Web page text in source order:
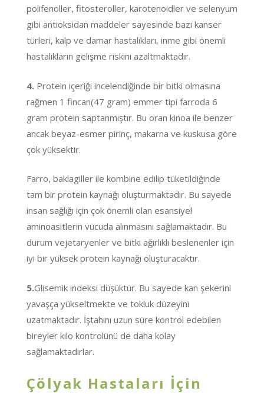
polifenoller, fitosteroller, karotenoidler ve selenyum
gibi antioksidan maddeler sayesinde bazı kanser
türleri, kalp ve damar hastalıkları, inme gibi önemli
hastalıkların gelişme riskini azaltmaktadır.
4. Protein içeriği incelendiğinde bir bitki olmasına
rağmen 1 fincan(47 gram) emmer tipi farroda 6
gram protein saptanmıştır. Bu oran kinoa ile benzer
ancak beyaz-esmer pirinç, makarna ve kuskusa göre
çok yüksektir.
Farro, baklagiller ile kombine edilip tüketildiğinde
tam bir protein kaynağı oluşturmaktadır. Bu sayede
insan sağlığı için çok önemli olan esansiyel
aminoasitlerin vücuda alınmasını sağlamaktadır. Bu
durum vejetaryenler ve bitki ağırlıklı beslenenler için
iyi bir yüksek protein kaynağı oluşturacaktır.
5.Glisemik indeksi düşüktür. Bu sayede kan şekerini
yavaşça yükseltmekte ve tokluk düzeyini
uzatmaktadır. İştahını uzun süre kontrol edebilen
bireyler kilo kontrolünü de daha kolay
sağlamaktadırlar.
Çölyak Hastaları İçin